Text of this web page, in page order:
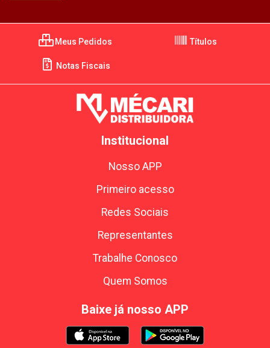
Meus Pedidos Títulos
Notas Fiscais
Institucional
Nosso APP
Primeiro acesso
Redes Sociais
Representantes
Trabalhe Conosco
Quem Somos
Baixe já nosso APP